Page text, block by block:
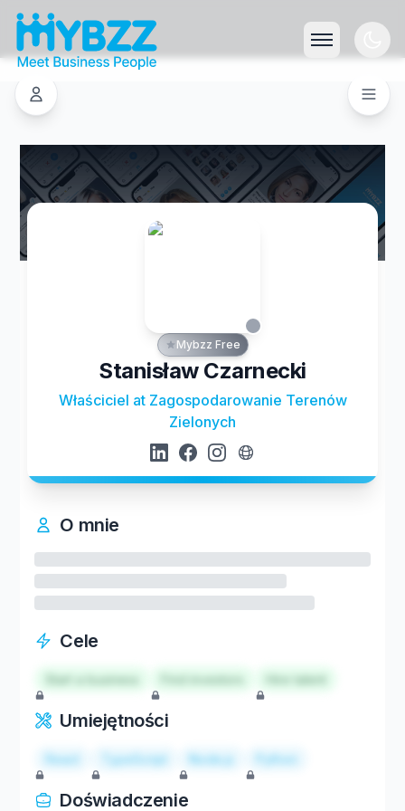
Mybzz Free
Stanisław Czarnecki
Właściciel at Zagospodarowanie Terenów
Zielonych
O mnie
Cele
Start a business Hire talent
Umiejętności
React TypeScript Node.js Python
Doświadczenie